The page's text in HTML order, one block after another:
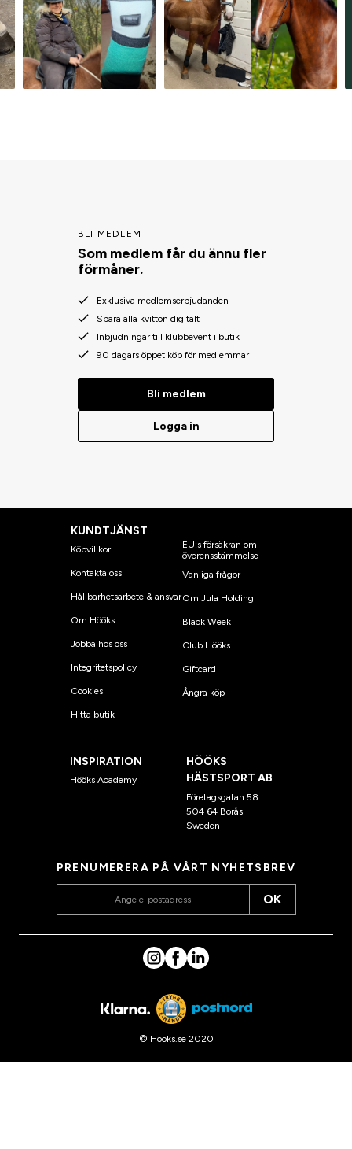
BLI MEDLEM
Som medlem får du ännu fler
förmåner.
Exklusiva medlemserbjudanden
Spara alla kvitton digitalt
Inbjudningar till klubbevent i butik
90 dagars öppet köp för medlemmar
Bli medlem
Logga in
KUNDTJÄNST
Köpvillkor
Kontakta oss
Hållbarhetsarbete & ansvar
Om Hööks
Jobba hos oss
Integritetspolicy
Cookies
Hitta butik
EU:s försäkran om
överensstämmelse
Vanliga frågor
Om Jula Holding
Black Week
Club Hööks
Giftcard
Ångra köp
INSPIRATION
Hööks Academy
HÖÖKS
HÄSTSPORT AB
Företagsgatan 58
504 64 Borås
Sweden
PRENUMERERA PÅ VÅRT NYHETSBREV
OK
© Hööks.se 2020